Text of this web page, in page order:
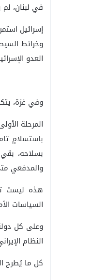
في لبنان،
إسرائيل
وخرائط
العدو
وفي غزة،
باستسلامٍ
بسلاحه،
والمدفعي
هذه ليست
السياسات
وعلى كل
النظام
كل ما يُطرح